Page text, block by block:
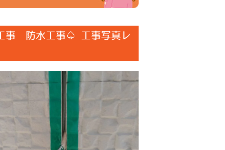
事 防水工事♤ 工事写真レ